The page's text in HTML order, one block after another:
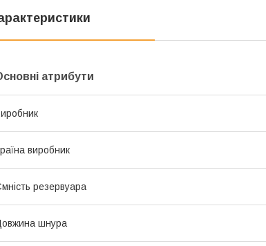
атрибути
виробник
резервуара
шнура